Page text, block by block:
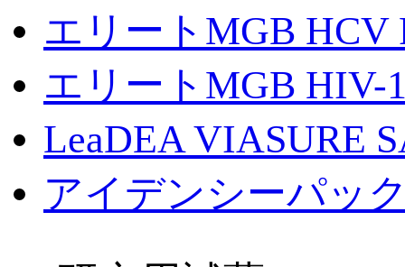
エリートMGB HCV
エリートMGB HIV-
LeaDEA VIASURE
アイデンシーパッ